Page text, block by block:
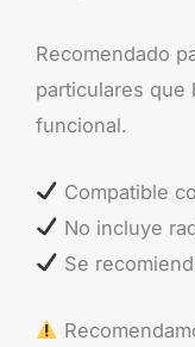
Recomendado
particulares que
funcional.
Compatible
No incluye
Se